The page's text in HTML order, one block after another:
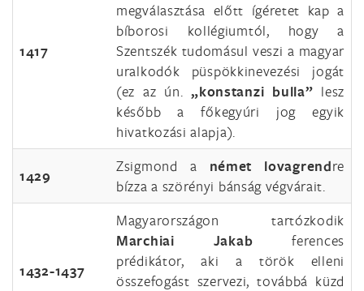
1417
megválasztása előtt ígéretet kap a
bíborosi kollégiumtól, hogy a
Szentszék tudomásul veszi a magyar
uralkodók püspökkinevezési jogát
(ez az ún.„konstanzi bulla” lesz
később a főkegyúri jog egyik
hivatkozási alapja).
1429
Zsigmond a német lovagrendre
bízza a szörényi bánság végvárait.
1432-1437
Magyarországon tartózkodik
Marchiai Jakab ferences
prédikátor, aki a török elleni
összefogást szervezi, továbbá küzd